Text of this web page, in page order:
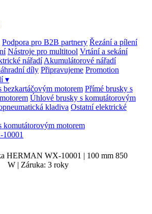
Podpora pro B2B partnery Řezání a pílení
Nástroje pro multitool Vrtání a sekání
nářadí Akumulátorové nářadí
díly Připravujeme Promotion
▾
bezkartáčovým motorem Přímé brusky s
Úhlové brusky s komutátorovým
kladiva Ostatní elektrické
komutátorovým motorem